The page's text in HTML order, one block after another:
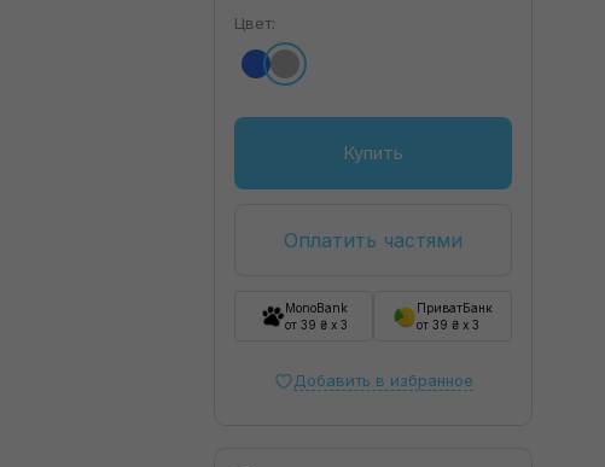
Цвет:
Купить
Оплатить частями
MonoBank
от 39 ₴ x 3
ПриватБанк
от 39 ₴ x 3
Добавить в избранное